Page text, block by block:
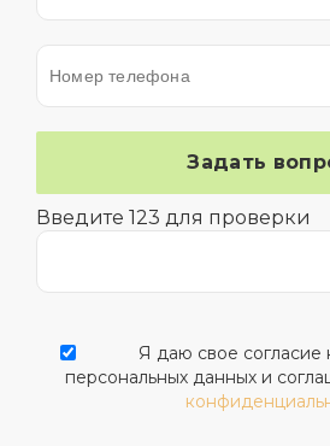
Введите 123 для проверки
Я даю свое согласие
персональных данных и